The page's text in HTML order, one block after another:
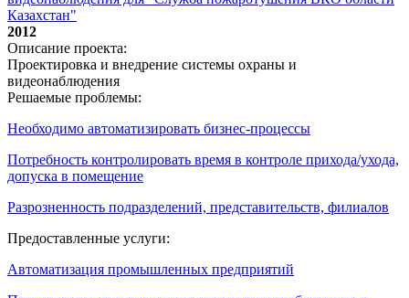
Казахстан"
2012
Описание проекта:
Проектировка и внедрение системы охраны и
видеонаблюдения
Решаемые проблемы:
Необходимо автоматизировать бизнес-процессы
Потребность контролировать время в контроле прихода/ухода,
допуска в помещение
Разрозненность подразделений, представительств, филиалов
Предоставленные услуги:
Автоматизация промышленных предприятий